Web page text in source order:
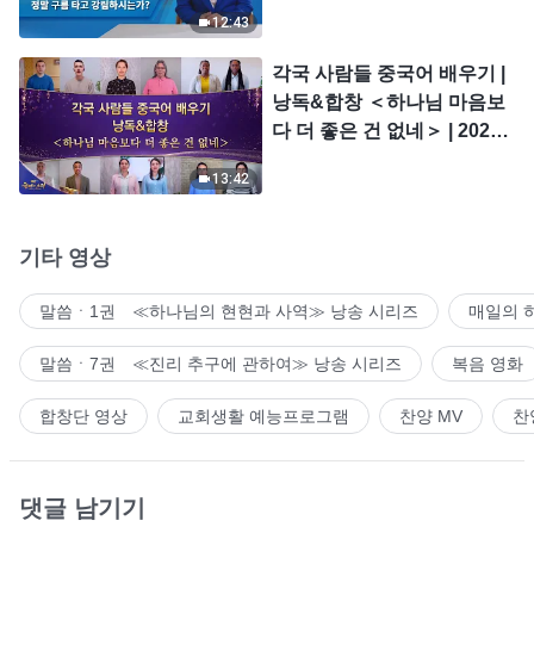
12:43
13:42
각국 사람들 중국어 배우기 |
낭독&합창 ＜하나님 마음보
다 더 좋은 건 없네＞ | 2026
기타 영상
말씀ㆍ1권 ≪하나님의 현현과 사역≫ 낭송 시리즈 매일의
말씀ㆍ7권 ≪진리 추구에 관하여≫ 낭송 시리즈 복음 영화
합창단 영상 교회생활 예능프로그램 찬양 MV 찬
댓글 남기기